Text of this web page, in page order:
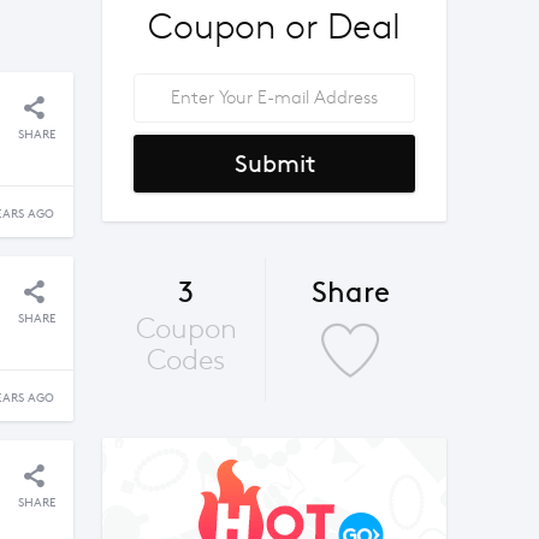
SHARE
AGO
SHARE
AGO
SHARE
Coupon or Deal
Submit
3
Coupon
Codes
Share